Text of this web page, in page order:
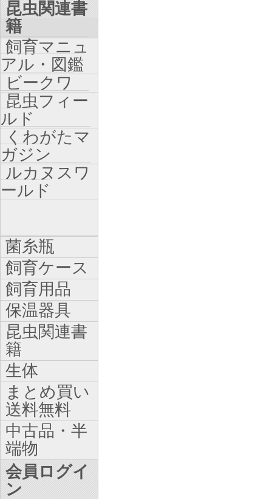
昆虫関連書
籍
飼育マニュ
アル・図鑑
ビークワ
昆虫フィー
ルド
くわがたマ
ガジン
ルカヌスワ
ールド
菌糸瓶
飼育ケース
飼育用品
保温器具
昆虫関連書
籍
生体
まとめ買い
送料無料
中古品・半
端物
会員ログイ
ン